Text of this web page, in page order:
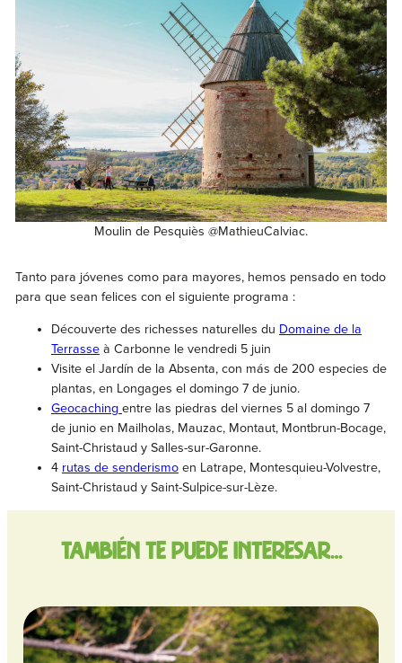
Moulin de Pesquiès @MathieuCalviac.
Tanto para jóvenes como para mayores, hemos pensado en todo
para que sean felices con el siguiente programa :
Découverte des richesses naturelles du Domaine de la
Terrasseà Carbonne le vendredi 5 juin
Visite el Jardín de la Absenta, con más de 200 especies de
plantas, en Longages el domingo 7 de junio.
Geocaching entre las piedras del viernes 5 al domingo 7
de junio en Mailholas, Mauzac, Montaut, Montbrun-Bocage,
Saint-Christaud y Salles-sur-Garonne.
4 rutas de senderismoen Latrape, Montesquieu-Volvestre,
Saint-Christaud y Saint-Sulpice-sur-Lèze.
También te puede interesar…